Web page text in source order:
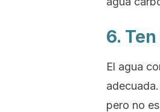
6.
El agua
pero no